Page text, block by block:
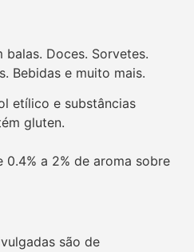
balas. Doces. Sorvetes.
Bebidas e muito mais.
etílico e substâncias
gluten.
a 2% de aroma sobre
são de